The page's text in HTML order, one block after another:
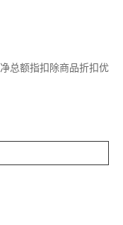
总额指扣除商品折扣优